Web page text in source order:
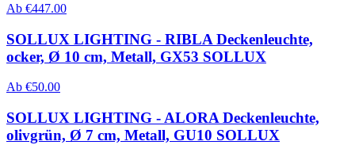
Ab €447.00
SOLLUX LIGHTING - RIBLA Deckenleuchte,
ocker, Ø 10 cm, Metall, GX53 SOLLUX
Ab €50.00
SOLLUX LIGHTING - ALORA Deckenleuchte,
olivgrün, Ø 7 cm, Metall, GU10 SOLLUX